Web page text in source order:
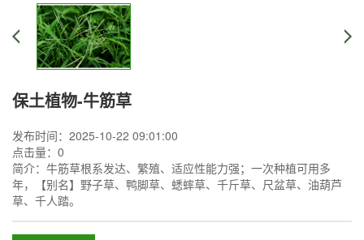
保土植物-牛筋草
发布时间：2025-10-22 09:01:00
点击量： 0
简介：牛筋草根系发达、繁殖、适应性能力强；一次种植可用多
年，【别名】野子草、鸭脚草、蟋蟀草、千斤草、尺盆草、油葫芦
草、千人踏。